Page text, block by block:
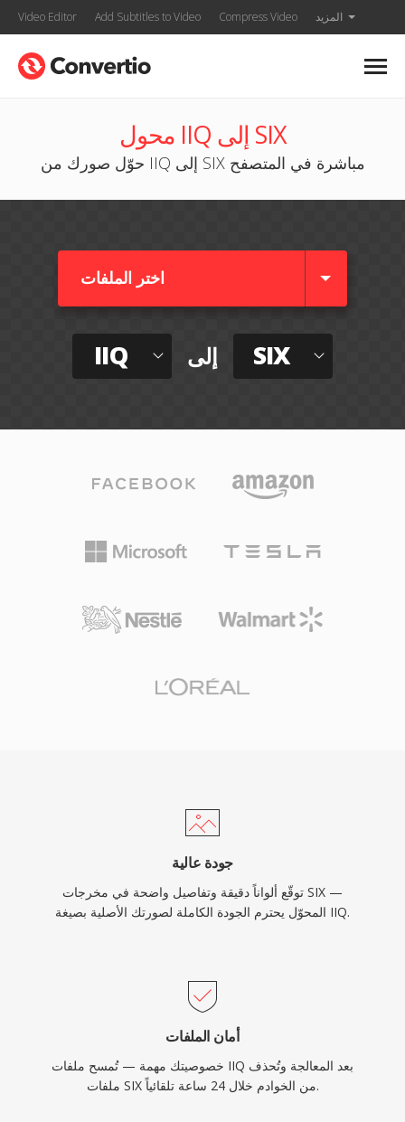
Video Editor Add Subtitles to Video Compress Video المزيد
محول IIQ إلى SIX
حوّل صورك من IIQ إلى SIX مباشرة في المتصفح
اختر الملفات
IIQ إلى SIX
جودة عالية
توقّع ألواناً دقيقة وتفاصيل واضحة في مخرجات SIX —
المحوّل يحترم الجودة الكاملة لصورتك الأصلية بصيغة IIQ.
أمان الملفات
خصوصيتك مهمة — تُمسح ملفات IIQ بعد المعالجة وتُحذف
ملفات SIX من الخوادم خلال 24 ساعة تلقائياً.